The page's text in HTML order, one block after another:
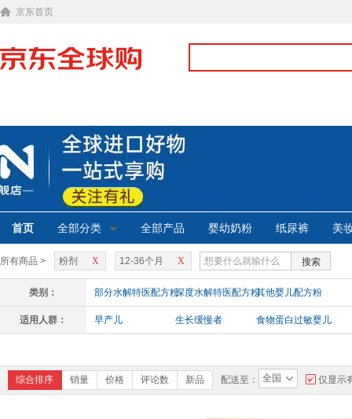
京东首页
首页 全部分类 全部产品 婴幼奶粉 纸尿裤 美
所有商品 > X
粉剂 X
12-36个月 搜索
类别： 部分水解特医配方粉深度水解特医配方粉其他婴儿配方粉
适用人群： 早产儿 生长缓慢者 食物蛋白过敏婴儿
综合排序 销量 价格 评论数 新品 配送至： 全国 仅显示